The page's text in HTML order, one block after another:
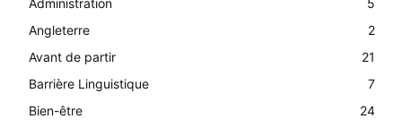
Administration
5
Angleterre
2
Avant de partir
21
Barrière Linguistique
7
Bien-être
24